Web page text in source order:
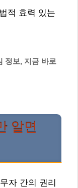
적 효력 있는
정보, 지금 바로
알면
자 간의 권리